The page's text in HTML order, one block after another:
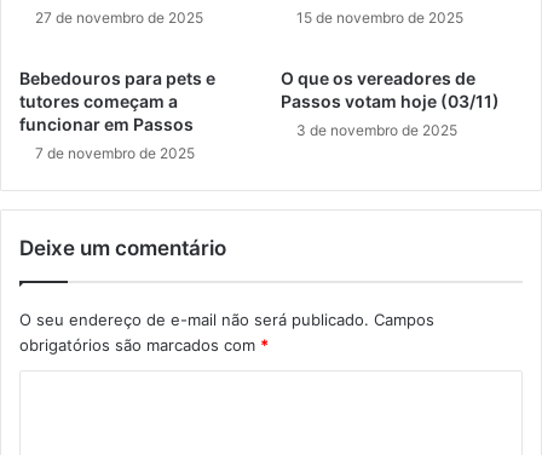
27 de novembro de 2025 15 de novembro de 2025
Bebedouros para pets e
tutores começam a
funcionar em Passos
7 de novembro de 2025
O que os vereadores de
Passos votam hoje (03/11)
3 de novembro de 2025
Deixe um comentário
O seu endereço de e-mail não será publicado. Campos
obrigatórios são marcados com *